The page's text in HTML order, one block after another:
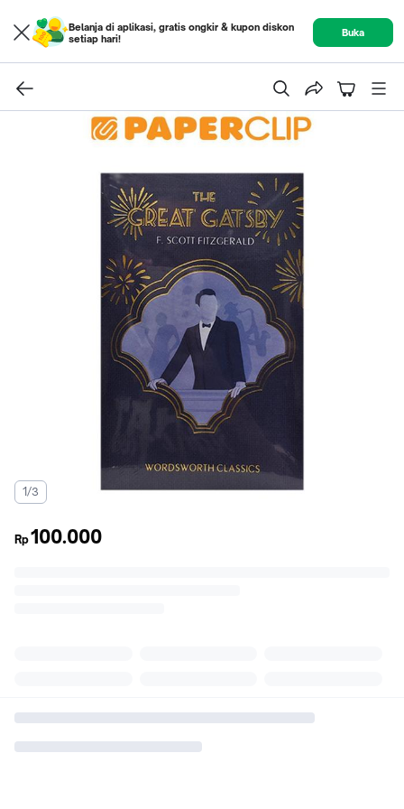
Belanja di aplikasi, gratis ongkir & kupon diskon
setiap hari!
Buka
1/3
Rp100.000